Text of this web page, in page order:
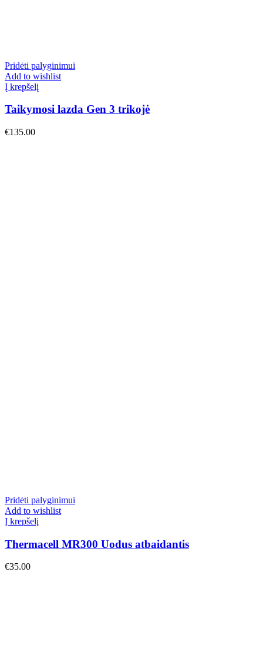
Pridėti palyginimui
Add to wishlist
Į krepšelį
Taikymosi lazda Gen 3 trikojė
€135.00
Pridėti palyginimui
Add to wishlist
Į krepšelį
Thermacell MR300 Uodus atbaidantis
€35.00